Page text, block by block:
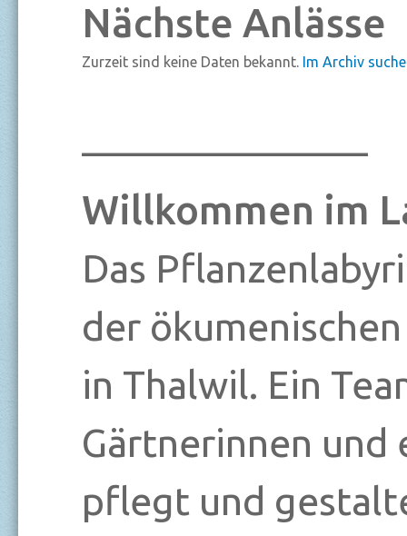
Nächste Anlässe
Zurzeit sind keine Daten bekannt. Im Archiv
Willkommen im
Das
der
in Thalwil. Ein
Gärtnerinnen und
pflegt und